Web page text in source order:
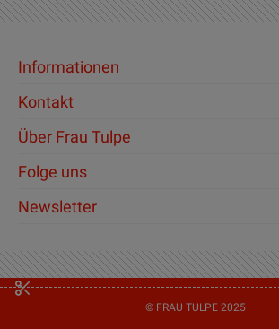
Informationen
Kontakt
Über Frau Tulpe
Folge uns
Newsletter
© FRAU TULPE 2025